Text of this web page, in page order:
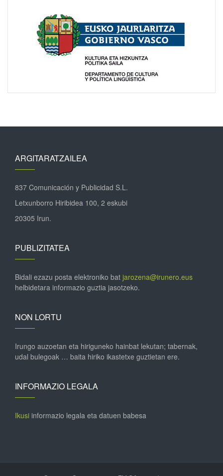
ARGITARATZAILEA
837 Comunicación y Publicidad S.L.
Letxunborro Hiribidea 100, 2 eskubi
20305 Irun.
PUBLIZITATEA
Bidali ezazu posta elektroniko bat jarozena@irunero.eus
helbidetara informazio guztia jasotzeko.
NON LORTU
Irungo auzoetan eta hiriguneko hainbat lekutan; tabernak,
udal bulegoak … baita hiriko ikastetxe guztietan ere.
INFORMAZIO LEGALA
Ikusi informazio legala eta datuen babesa